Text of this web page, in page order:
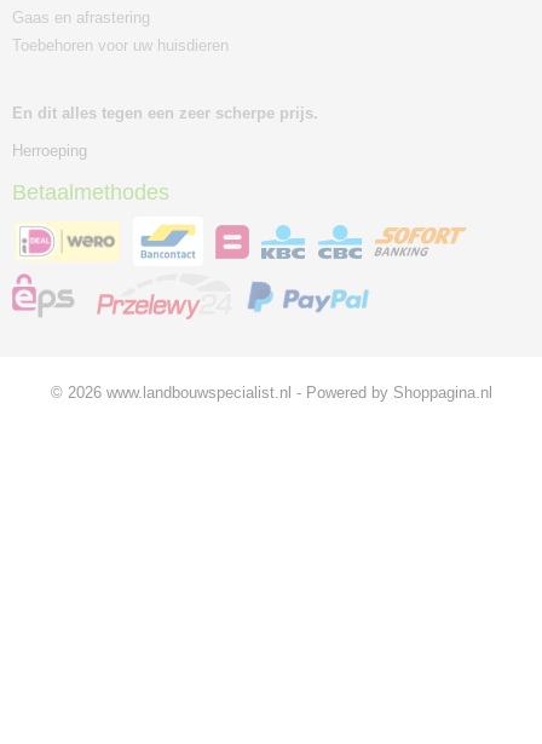
Gaas en afrastering
Toebehoren voor uw huisdieren
En dit alles tegen een zeer scherpe prijs.
Herroeping
Betaalmethodes
© 2026 www.landbouwspecialist.nl - Powered by Shoppagina.nl